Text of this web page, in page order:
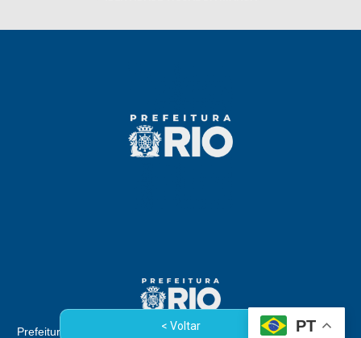
< Voltar
Prefeitura da Cidade do Rio de Janeiro - Rua Afonso Cavalcanti,
PT